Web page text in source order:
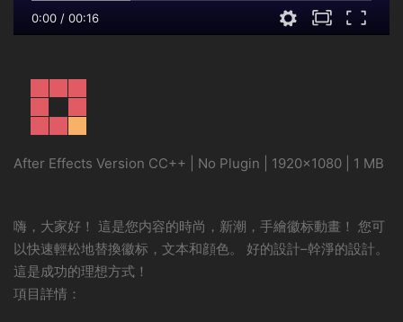
0:00 / 00:16
After Effects Version CC++ | No Plugin | 1920×1080 | 1 MB
嗨，大家好！ 這是您内容的時尚，新潮，手繪徽标動畫！ 您可
以快速輕松地替換徽标，文本和顔色。 好的設計–幹淨的設計。
這是成功的理想方式！
項目詳情：